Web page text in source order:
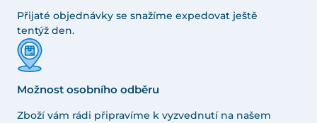
Přijaté objednávky se snažíme expedovat ještě
tentýž den.
Možnost osobního odběru
Zboží vám rádi připravíme k vyzvednutí na našem